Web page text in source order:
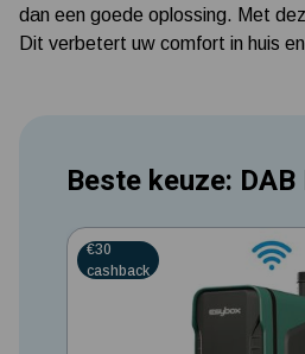
dan een goede oplossing. Met
Dit verbetert uw comfort in huis
Beste keuze:
5
€30
cashback